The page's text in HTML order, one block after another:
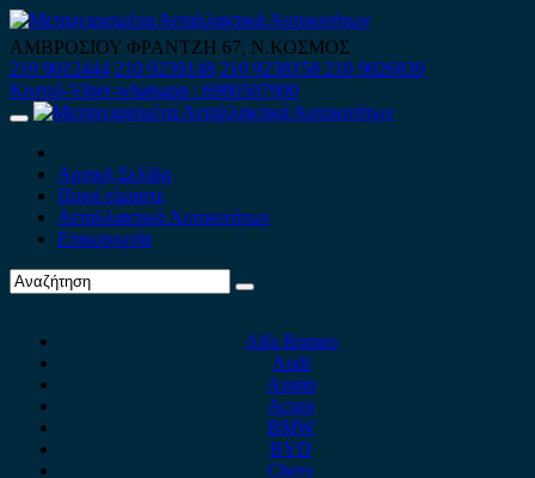
Skip
to
content
ΑΜΒΡΟΣΙΟΥ ΦΡΑΝΤΖΗ 67, Ν.ΚΟΣΜΟΣ
210 9012444 210 9239148 210 9238158 210 9026839
Κινητό-Viber-whatsapp : 6980507900
Primary
Αρχική Σελίδα
Ποιοί είμαστε
Ανταλλακτικά Αυτοκινήτων
Επικοινωνία
Alfa Romeo
Audi
Austin
Acura
BMW
BYD
Chery